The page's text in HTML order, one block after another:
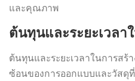
และคุณภาพ
ต้นทุนและระยะเวลา
ต้นทุนและระยะเวลาในการส
ซ้อนของการออกแบบและวัสดุ